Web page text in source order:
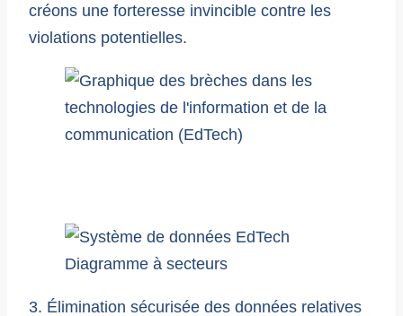
créons une forteresse invincible contre les
violations potentielles.
3. Élimination sécurisée des données relatives